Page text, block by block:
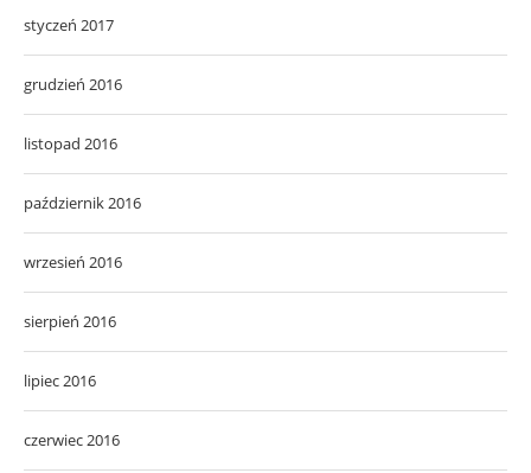
styczeń 2017
grudzień 2016
listopad 2016
październik 2016
wrzesień 2016
sierpień 2016
lipiec 2016
czerwiec 2016